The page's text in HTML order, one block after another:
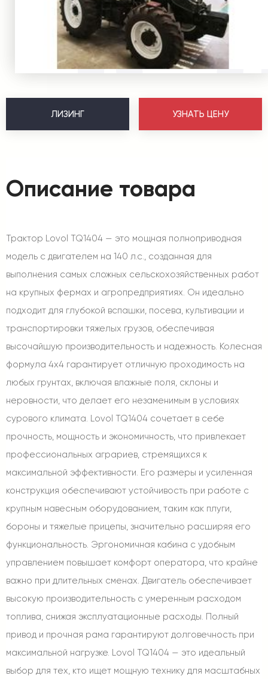
ЛИЗИНГ УЗНАТЬ ЦЕНУ
Описание товара
Трактор Lovol TQ1404 — это мощная полноприводная
модель с двигателем на 140 л.с., созданная для
выполнения самых сложных сельскохозяйственных работ
на крупных фермах и агропредприятиях. Он идеально
подходит для глубокой вспашки, посева, культивации и
транспортировки тяжелых грузов, обеспечивая
высочайшую производительность и надежность. Колесная
формула 4x4 гарантирует отличную проходимость на
любых грунтах, включая влажные поля, склоны и
неровности, что делает его незаменимым в условиях
сурового климата. Lovol TQ1404 сочетает в себе
прочность, мощность и экономичность, что привлекает
профессиональных аграриев, стремящихся к
максимальной эффективности. Его размеры и усиленная
конструкция обеспечивают устойчивость при работе с
крупным навесным оборудованием, таким как плуги,
бороны и тяжелые прицепы, значительно расширяя его
функциональность. Эргономичная кабина с удобным
управлением повышает комфорт оператора, что крайне
важно при длительных сменах. Двигатель обеспечивает
высокую производительность с умеренным расходом
топлива, снижая эксплуатационные расходы. Полный
привод и прочная рама гарантируют долговечность при
максимальной нагрузке. Lovol TQ1404 — это идеальный
выбор для тех, кто ищет мощную технику для масштабных